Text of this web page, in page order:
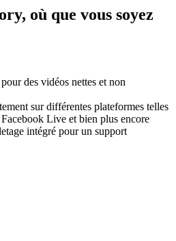
où que vous soyez
des vidéos nettes et non
sur différentes plateformes telles
Live et bien plus encore
intégré pour un support